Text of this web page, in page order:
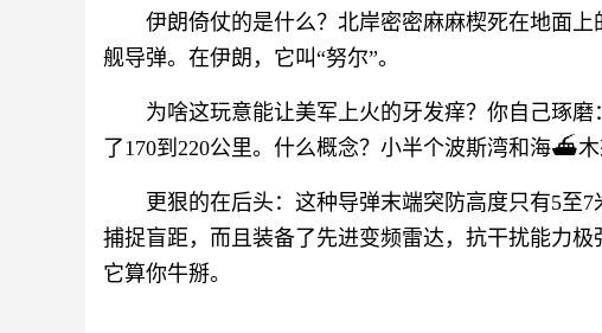
伊朗倚仗的是什么？北岸密密麻麻楔死在地面
舰导弹。在伊朗，它叫“努尔”。
为啥这玩意能让美军上火的牙发痒？你自己琢
了170到220公里。什么概念？小半个波斯湾和海⛴
更狠的在后头：这种导弹末端突防高度只有5
捕捉盲距，而且装备了先进变频雷达，抗干扰能力
它算你牛掰。